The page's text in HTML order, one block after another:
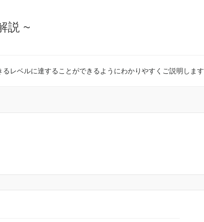
説 ~
レベルに達することができるようにわかりやすくご説明します